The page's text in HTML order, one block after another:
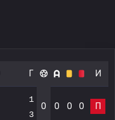
Г И
1
3
0 0 0 0 П